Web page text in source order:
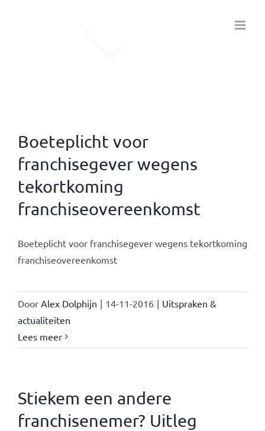
Boeteplicht voor
franchisegever wegens
tekortkoming
franchiseovereenkomst
Boeteplicht voor franchisegever wegens tekortkoming
franchiseovereenkomst
Door Alex Dolphijn | 14-11-2016 | Uitspraken &
actualiteiten
Lees meer
Stiekem een andere
franchisenemer? Uitleg